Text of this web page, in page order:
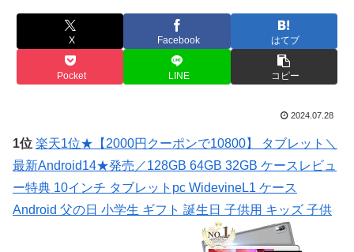
X Facebook はてブ
Pocket LINE コピー
2024.07.28
1位 楽天1位★【2000円クーポンで10800】 タブレット＼
最新Android14★発売／128GB 64GB 32GB ケースレビュ
ー特典 10インチ タブレットpc WidevineL1 ケース
Android 父の日 小学生 ギフト 誕生日 子供用 キッズ 子供